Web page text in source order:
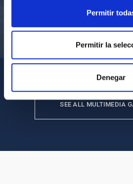
Permitir
Permitir la
Denegar
Visita del Presidente de Canarias
SEE ALL MULTIMEDIA